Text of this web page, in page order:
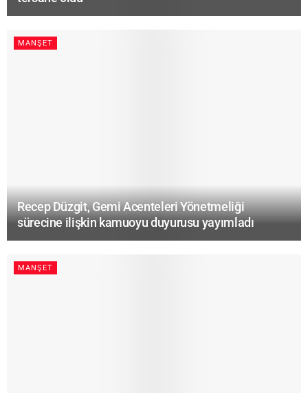
MANŞET
Recep Düzgit, Gemi Acenteleri Yönetmeliği
sürecine ilişkin kamuoyu duyurusu yayımladı
MANŞET